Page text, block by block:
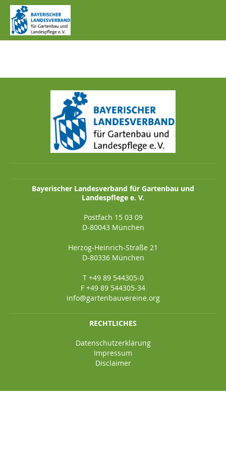
IMG_0784.JPG
Bayerischer Landesverband für Gartenbau und
Landespflege e. V.
Postfach 15 03 09
D-80043 München
Herzog-Heinrich-Straße 21
D-80336 München
T +49 89 544305-0
F +49 89 544305-34
info@gartenbauvereine.org
RECHTLICHES
Datenschutzerklärung
Impressum
Disclaimer